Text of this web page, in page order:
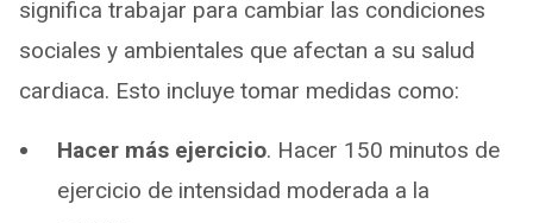
significa trabajar para cambiar las condiciones
sociales y ambientales que afectan a su salud
cardiaca. Esto incluye tomar medidas como:
Hacer más ejercicio. Hacer 150 minutos de
ejercicio de intensidad moderada a la